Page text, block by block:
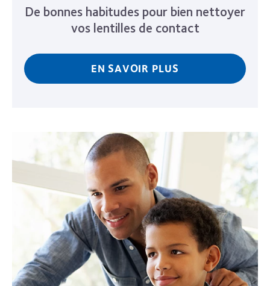
De bonnes habitudes pour bien nettoyer
vos lentilles de contact
EN SAVOIR PLUS